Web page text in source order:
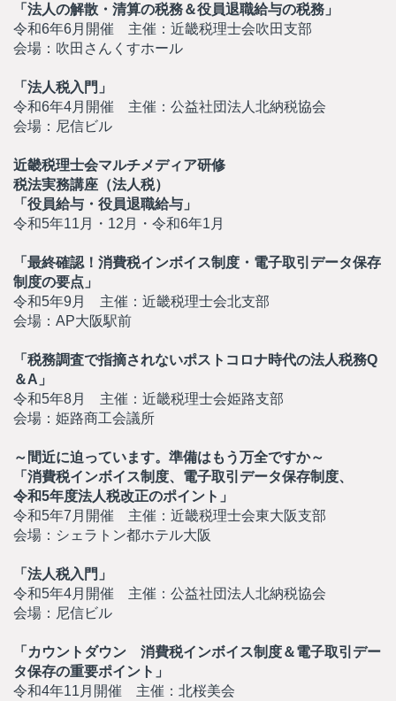
「法人の解散・清算の税務＆役員退職給与の税務」
令和6年6月開催 主催：近畿税理士会吹田支部
会場：吹田さんくすホール
「法人税入門」
令和6年4月開催 主催：公益社団法人北納税協会
会場：尼信ビル
近畿税理士会マルチメディア研修
税法実務講座（法人税）
「役員給与・役員退職給与」
令和5年11月・12月・令和6年1月
「最終確認！消費税インボイス制度・電子取引データ保存
制度の要点」
令和5年9月 主催：近畿税理士会北支部
会場：AP大阪駅前
「税務調査で指摘されないポストコロナ時代の法人税務Q
＆A」
令和5年8月 主催：近畿税理士会姫路支部
会場：姫路商工会議所
～間近に迫っています。準備はもう万全ですか～
「消費税インボイス制度、電子取引データ保存制度、
令和5年度法人税改正のポイント」
令和5年7月開催 主催：近畿税理士会東大阪支部
会場：シェラトン都ホテル大阪
「法人税入門」
令和5年4月開催 主催：公益社団法人北納税協会
会場：尼信ビル
「カウントダウン 消費税インボイス制度＆電子取引デー
タ保存の重要ポイント」
令和4年11月開催 主催：北桜美会